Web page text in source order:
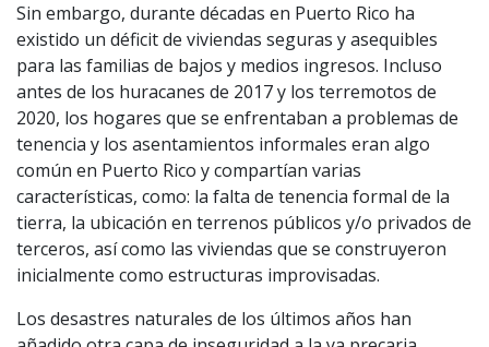
Sin embargo, durante décadas en Puerto Rico ha
existido un déficit de viviendas seguras y asequibles
para las familias de bajos y medios ingresos. Incluso
antes de los huracanes de 2017 y los terremotos de
2020, los hogares que se enfrentaban a problemas de
tenencia y los asentamientos informales eran algo
común en Puerto Rico y compartían varias
características, como: la falta de tenencia formal de la
tierra, la ubicación en terrenos públicos y/o privados de
terceros, así como las viviendas que se construyeron
inicialmente como estructuras improvisadas.
Los desastres naturales de los últimos años han